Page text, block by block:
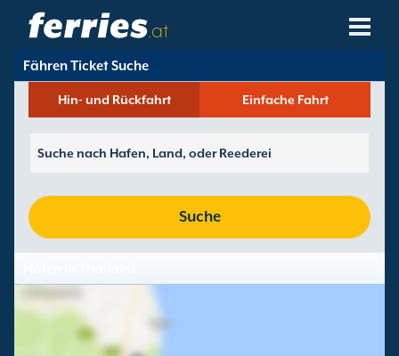
.at
Reedereien
Fährziele
Fährhäfen
Buchungen Verwalten
Fähren Ticket Suche
Hin- und Rückfahrt Einfache Fahrt
Suche